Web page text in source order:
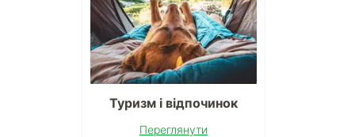
Туризм і відпочинок
Переглянути